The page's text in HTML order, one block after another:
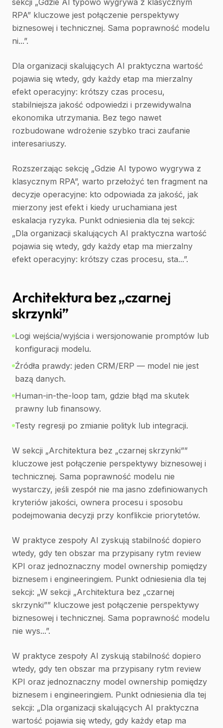
sekcji „Gdzie AI typowo wygrywa z klasycznym
RPA” kluczowe jest połączenie perspektywy
biznesowej i technicznej. Sama poprawność modelu
ni...”.
Dla organizacji skalujących AI praktyczna wartość
pojawia się wtedy, gdy każdy etap ma mierzalny
efekt operacyjny: krótszy czas procesu,
stabilniejsza jakość odpowiedzi i przewidywalna
ekonomika utrzymania. Bez tego nawet
rozbudowane wdrożenie szybko traci zaufanie
interesariuszy.
Rozszerzając sekcję „Gdzie AI typowo wygrywa z
klasycznym RPA”, warto przełożyć ten fragment na
decyzje operacyjne: kto odpowiada za jakość, jak
mierzony jest efekt i kiedy uruchamiana jest
eskalacja ryzyka. Punkt odniesienia dla tej sekcji:
„Dla organizacji skalujących AI praktyczna wartość
pojawia się wtedy, gdy każdy etap ma mierzalny
efekt operacyjny: krótszy czas procesu, sta...”.
Architektura bez „czarnej
skrzynki”
Logi wejścia/wyjścia i wersjonowanie promptów lub
konfiguracji modelu.
Źródła prawdy: jeden CRM/ERP — model nie jest
bazą danych.
Human-in-the-loop tam, gdzie błąd ma skutek
prawny lub finansowy.
Testy regresji po zmianie polityk lub integracji.
W sekcji „Architektura bez „czarnej skrzynki””
kluczowe jest połączenie perspektywy biznesowej i
technicznej. Sama poprawność modelu nie
wystarczy, jeśli zespół nie ma jasno zdefiniowanych
kryteriów jakości, ownera procesu i sposobu
podejmowania decyzji przy konflikcie priorytetów.
W praktyce zespoły AI zyskują stabilność dopiero
wtedy, gdy ten obszar ma przypisany rytm review
KPI oraz jednoznaczny model ownership pomiędzy
biznesem i engineeringiem. Punkt odniesienia dla tej
sekcji: „W sekcji „Architektura bez „czarnej
skrzynki”” kluczowe jest połączenie perspektywy
biznesowej i technicznej. Sama poprawność modelu
nie wys...”.
W praktyce zespoły AI zyskują stabilność dopiero
wtedy, gdy ten obszar ma przypisany rytm review
KPI oraz jednoznaczny model ownership pomiędzy
biznesem i engineeringiem. Punkt odniesienia dla tej
sekcji: „Dla organizacji skalujących AI praktyczna
wartość pojawia się wtedy, gdy każdy etap ma